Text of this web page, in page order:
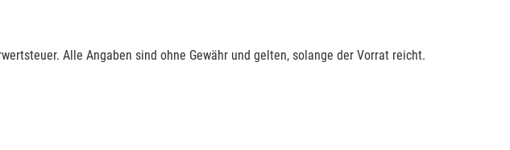
Alle Angaben sind ohne Gewähr und gelten, solange der Vorrat reicht.